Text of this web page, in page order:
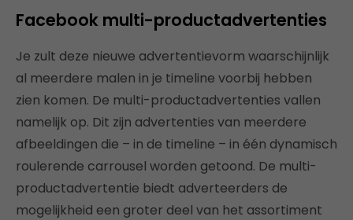
Facebook multi-productadvertenties
Je zult deze nieuwe advertentievorm waarschijnlijk
al meerdere malen in je timeline voorbij hebben
zien komen. De multi-productadvertenties vallen
namelijk op. Dit zijn advertenties van meerdere
afbeeldingen die – in de timeline – in één dynamisch
roulerende carrousel worden getoond. De multi-
productadvertentie biedt adverteerders de
mogelijkheid een groter deel van het assortiment